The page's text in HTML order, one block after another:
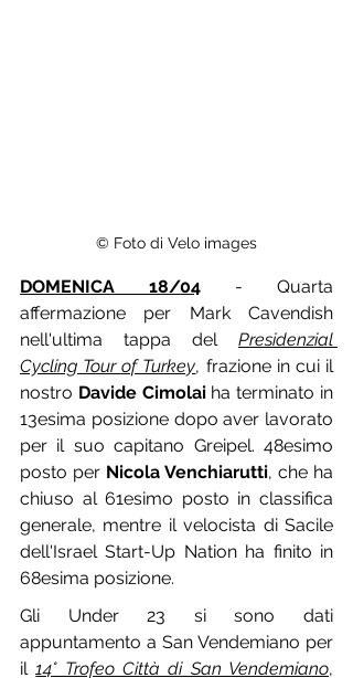
© Foto di Velo images
DOMENICA 18/04 - Quarta
affermazione per Mark Cavendish
nell'ultima tappa del Presidenzial
Cycling Tour of Turkey, frazione in cui il
nostro Davide Cimolai ha terminato in
13esima posizione dopo aver lavorato
per il suo capitano Greipel. 48esimo
posto per Nicola Venchiarutti, che ha
chiuso al 61esimo posto in classifica
generale, mentre il velocista di Sacile
dell'Israel Start-Up Nation ha finito in
68esima posizione.
Gli Under 23 si sono dati
appuntamento a San Vendemiano per
il 14° Trofeo Città di San Vendemiano,